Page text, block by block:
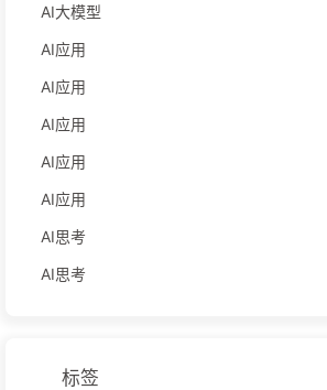
AI大模型
AI应用
AI应用
AI应用
AI应用
AI应用
AI思考
AI思考
标签